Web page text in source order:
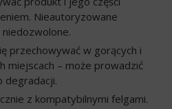
Nieautoryzowane
przechowywać w gorących i
miejscach – może prowadzić
degradacji.
z kompatybilnymi felgami.